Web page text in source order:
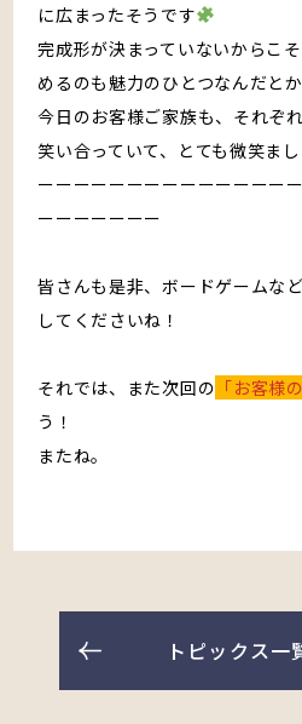
に広まったそうです
完成形が決まっていないからこ
めるのも魅力のひとつなんだと
今日のお客様ご家族も、それぞ
笑い合っていて、とても微笑ま
ーーーーーーーーーーーーーー
ーーーーーーー
皆さんも是非、ボードゲームな
してくださいね！
それでは、また次回の 「お客様
う！
またね。
トピックス一